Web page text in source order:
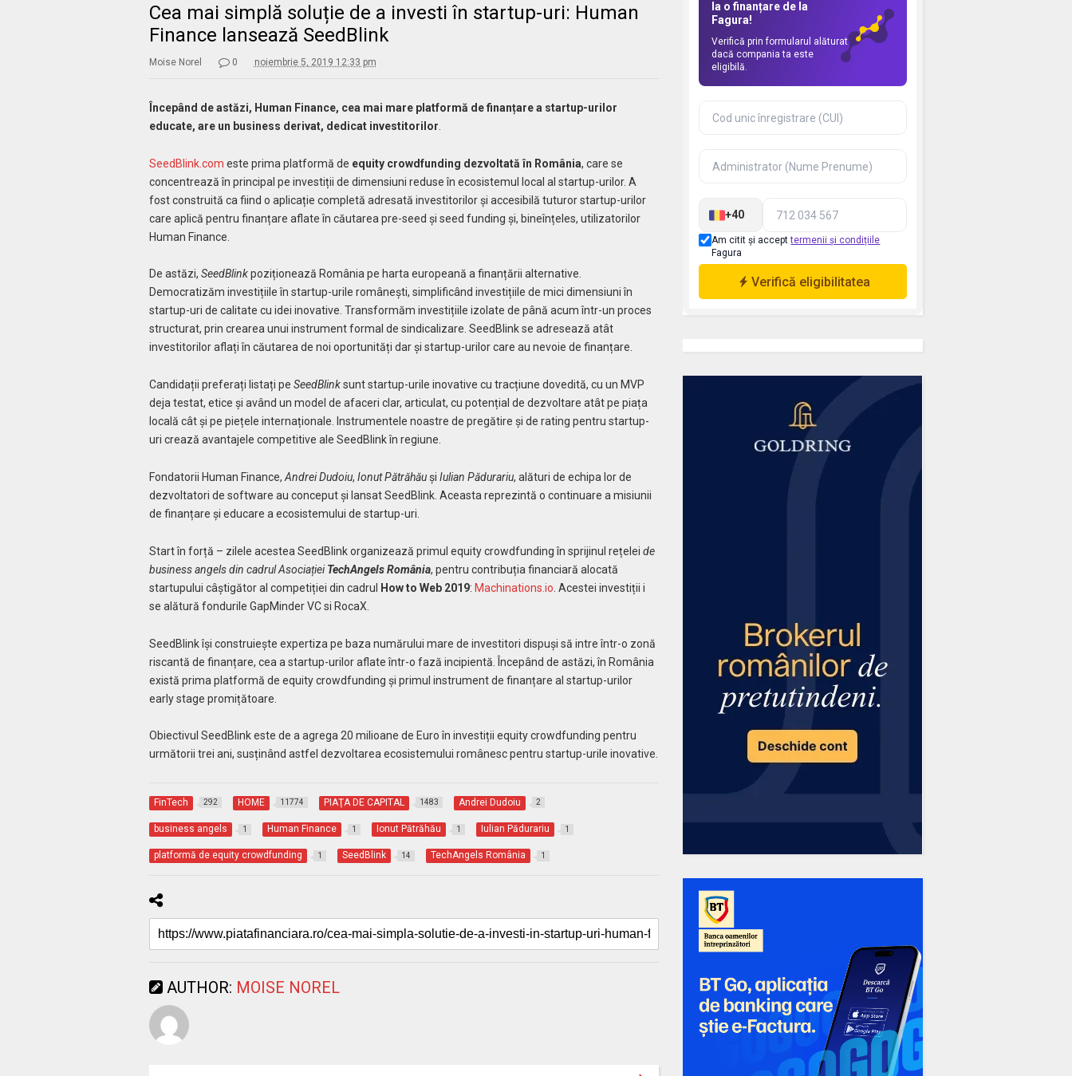
Cea mai simplă soluție de a investi în startup-uri: Human
Finance lansează SeedBlink
Moise Norel 0 noiembrie 5, 2019 12:33 pm
Începând de astăzi, Human Finance, cea mai mare platformă de finanțare a startup-urilor
educate, are un business derivat, dedicat investitorilor
SeedBlink.com este prima platformă de equity crowdfunding dezvoltată în România, care se
concentrează în principal pe investiții de dimensiuni reduse în ecosistemul local al startup-urilor. A
fost construită ca fiind o aplicație completă adresată investitorilor și accesibilă tuturor startup-urilor
care aplică pentru finanțare aflate în căutarea pre-seed și seed funding și, bineînțeles, utilizatorilor
Human Finance.
De astăzi, SeedBlinkpoziționează România pe harta europeană a finanțării alternative.
Democratizăm investițiile în startup-urile românești, simplificând investițiile de mici dimensiuni în
startup-uri de calitate cu idei inovative. Transformăm investițiile izolate de până acum într-un proces
structurat, prin crearea unui instrument formal de sindicalizare. SeedBlink se adresează atât
investitorilor aflați în căutarea de noi oportunități dar și startup-urilor care au nevoie de finanțare.
Candidații preferați listați pe SeedBlinksunt startup-urile inovative cu tracțiune dovedită, cu un MVP
deja testat, etice și având un model de afaceri clar, articulat, cu potențial de dezvoltare atât pe piața
locală cât și pe piețele internaționale. Instrumentele noastre de pregătire și de rating pentru startup-
uri crează avantajele competitive ale SeedBlink în regiune.
Fondatorii Human Finance, Andrei Dudoiu, Ionut Pătrăhăuși Iulian Pădurariu, alături de echipa lor de
dezvoltatori de software au conceput și lansat SeedBlink. Aceasta reprezintă o continuare a misiunii
de finanțare și educare a ecosistemului de startup-uri.
Start în forță – zilele acestea SeedBlink organizează primul equity crowdfunding în sprijinul rețelei de
business angels din cadrul AsociațieiTechAngels România, pentru contribuția financiară alocată
startupului câștigător al competiției din cadrul
How to Web 2019: Machinations.io . Acestei investiții i
se alătură fondurile GapMinder VC si RocaX.
SeedBlink își construiește expertiza pe baza numărului mare de investitori dispuși să intre într-o zonă
riscantă de finanțare, cea a startup-urilor aflate într-o fază incipientă. Începând de astăzi, în România
există prima platformă de equity crowdfunding și primul instrument de finanțare al startup-urilor
early stage promițătoare.
Obiectivul SeedBlink este de a agrega 20 milioane de Euro în investiții equity crowdfunding pentru
următorii trei ani, susținând astfel dezvoltarea ecosistemului românesc pentru startup-urile inovative.
FinTech 292 HOME 11774 PIAŢA DE CAPITAL 1483 Andrei Dudoiu 2
business angels 1 Human Finance 1 Ionut Pătrăhău 1 Iulian Pădurariu 1
platformă de equity crowdfunding 1 SeedBlink 14 TechAngels România 1
AUTHOR: MOISE NOREL